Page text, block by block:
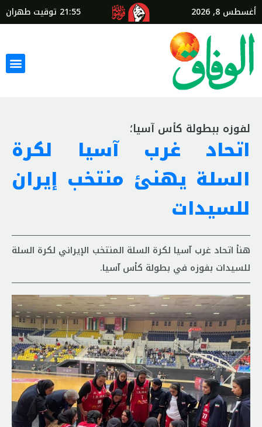
أغسطس 8, 2026 21:55 توقيت طهران
لفوزه ببطولة كأس آسيا؛
اتحاد غرب آسيا لكرة
السلة يهنئ منتخب إيران
للسيدات
هنأ اتحاد غرب آسيا لكرة السلة المنتخب الإيراني لكرة السلة
للسيدات بفوزه في بطولة كأس آسيا.